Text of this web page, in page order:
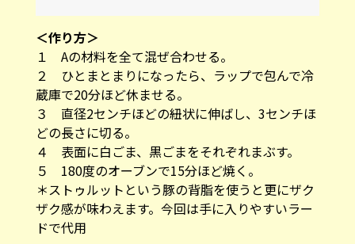
＜作り方＞
１ Aの材料を全て混ぜ合わせる。
２ ひとまとまりになったら、ラップで包んで冷
蔵庫で20分ほど休ませる。
３ 直径2センチほどの紐状に伸ばし、3センチほ
どの長さに切る。
４ 表面に白ごま、黒ごまをそれぞれまぶす。
５ 180度のオーブンで15分ほど焼く。
＊ストゥルットという豚の背脂を使うと更にザク
ザク感が味わえます。今回は手に入りやすいラー
ドで代用